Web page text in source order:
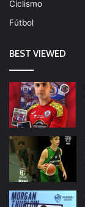
Ciclismo
Fútbol
BEST VIEWED